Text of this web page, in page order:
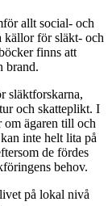
allt social- och
källor för släkt- och
finns att
brand.
släktforskarna,
och skatteplikt. I
om ägaren till och
inte helt lita på
de fördes
behov.
på lokal nivå